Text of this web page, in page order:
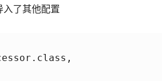
入了其他配置